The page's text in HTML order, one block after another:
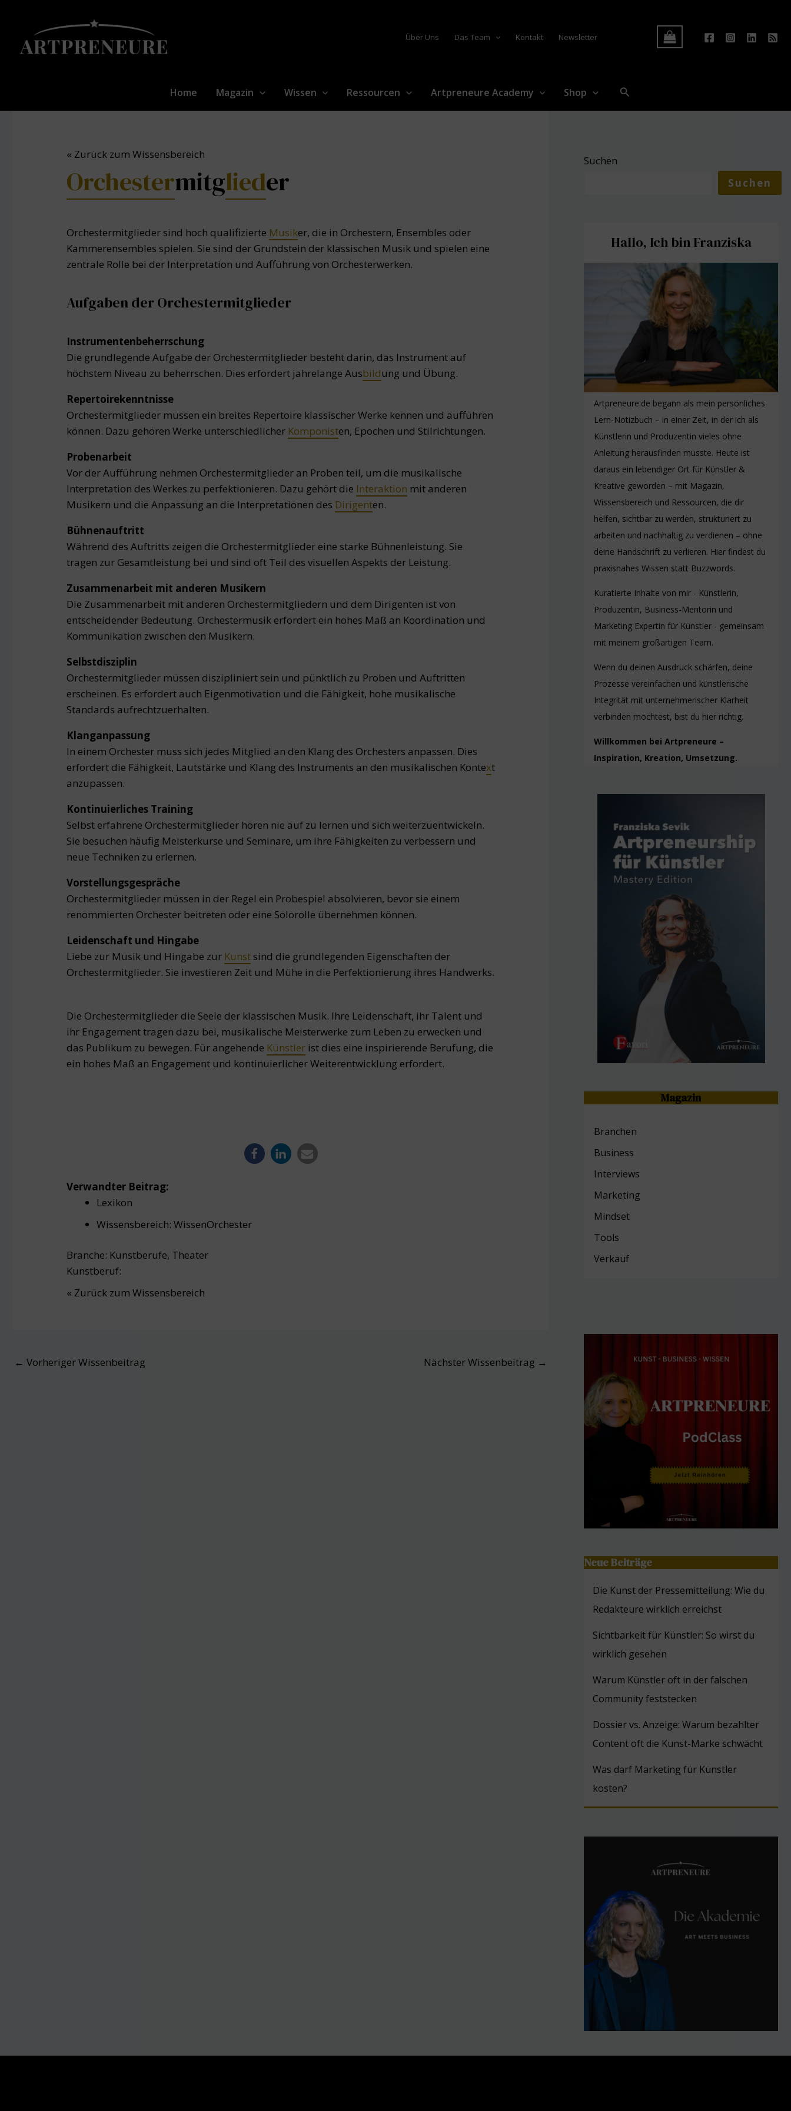
springen
Über Uns Das Team Kontakt Newsletter
Home Magazin Wissen Ressourcen Artpreneure Academy Shop Suchen
« Zurück zum Wissensbereich
Orchestermitglieder
Orchestermitglieder sind hoch qualifizierte Musiker, die in Orchestern, Ensembles oder
Kammerensembles spielen. Sie sind der Grundstein der klassischen Musik und spielen eine
zentrale Rolle bei der Interpretation und Aufführung von Orchesterwerken.
Aufgaben der Orchestermitglieder
Instrumentenbeherrschung
Die grundlegende Aufgabe der Orchestermitglieder besteht darin, das Instrument auf
höchstem Niveau zu beherrschen. Dies erfordert jahrelange Ausbildung und Übung.
Repertoirekenntnisse
Orchestermitglieder müssen ein breites Repertoire klassischer Werke kennen und aufführen
können. Dazu gehören Werke unterschiedlicher Komponisten, Epochen und Stilrichtungen.
Probenarbeit
Vor der Aufführung nehmen Orchestermitglieder an Proben teil, um die musikalische
Interpretation des Werkes zu perfektionieren. Dazu gehört die Interaktion mit anderen
Musikern und die Anpassung an die Interpretationen des Dirigenten.
Bühnenauftritt
Während des Auftritts zeigen die Orchestermitglieder eine starke Bühnenleistung. Sie
tragen zur Gesamtleistung bei und sind oft Teil des visuellen Aspekts der Leistung.
Zusammenarbeit mit anderen Musikern
Die Zusammenarbeit mit anderen Orchestermitgliedern und dem Dirigenten ist von
entscheidender Bedeutung. Orchestermusik erfordert ein hohes Maß an Koordination und
Kommunikation zwischen den Musikern.
Selbstdisziplin
Orchestermitglieder müssen diszipliniert sein und pünktlich zu Proben und Auftritten
erscheinen. Es erfordert auch Eigenmotivation und die Fähigkeit, hohe musikalische
Standards aufrechtzuerhalten.
Klanganpassung
In einem Orchester muss sich jedes Mitglied an den Klang des Orchesters anpassen. Dies
erfordert die Fähigkeit, Lautstärke und Klang des Instruments an den musikalischen Kontext
anzupassen.
Kontinuierliches Training
Selbst erfahrene Orchestermitglieder hören nie auf zu lernen und sich weiterzuentwickeln.
Sie besuchen häufig Meisterkurse und Seminare, um ihre Fähigkeiten zu verbessern und
neue Techniken zu erlernen.
Vorstellungsgespräche
Orchestermitglieder müssen in der Regel ein Probespiel absolvieren, bevor sie einem
renommierten Orchester beitreten oder eine Solorolle übernehmen können.
Leidenschaft und Hingabe
Liebe zur Musik und Hingabe zur Kunst sind die grundlegenden Eigenschaften der
Orchestermitglieder. Sie investieren Zeit und Mühe in die Perfektionierung ihres Handwerks.
Die Orchestermitglieder die Seele der klassischen Musik. Ihre Leidenschaft, ihr Talent und
ihr Engagement tragen dazu bei, musikalische Meisterwerke zum Leben zu erwecken und
das Publikum zu bewegen. Für angehende Künstler ist dies eine inspirierende Berufung, die
ein hohes Maß an Engagement und kontinuierlicher Weiterentwicklung erfordert.
Verwandter Beitrag:
Lexikon
Wissensbereich: WissenOrchester
Branche: Kunstberufe, Theater
Kunstberuf:
« Zurück zum Wissensbereich
Post
← Vorheriger Wissenbeitrag Nächster Wissenbeitrag →
Suchen
Suchen
Hallo, Ich bin Franziska
Artpreneure.de begann als mein persönliches
Lern-Notizbuch – in einer Zeit, in der ich als
Künstlerin und Produzentin vieles ohne
Anleitung herausfinden musste. Heute ist
daraus ein lebendiger Ort für Künstler &
Kreative geworden – mit Magazin,
Wissensbereich und Ressourcen, die dir
helfen, sichtbar zu werden, strukturiert zu
arbeiten und nachhaltig zu verdienen – ohne
deine Handschrift zu verlieren. Hier findest du
praxisnahes Wissen statt Buzzwords.
Kuratierte Inhalte von mir - Künstlerin,
Produzentin, Business-Mentorin und
Marketing Expertin für Künstler - gemeinsam
mit meinem großartigen Team.
Wenn du deinen Ausdruck schärfen, deine
Prozesse vereinfachen und künstlerische
Integrität mit unternehmerischer Klarheit
verbinden möchtest, bist du hier richtig.
Willkommen bei Artpreneure –
Inspiration, Kreation, Umsetzung.
Magazin
Branchen
Business
Interviews
Marketing
Mindset
Tools
Verkauf
Neue Beiträge
Die Kunst der Pressemitteilung: Wie du
Redakteure wirklich erreichst
Sichtbarkeit für Künstler: So wirst du
wirklich gesehen
Warum Künstler oft in der falschen
Community feststecken
Dossier vs. Anzeige: Warum bezahlter
Content oft die Kunst-Marke schwächt
Was darf Marketing für Künstler
kosten?